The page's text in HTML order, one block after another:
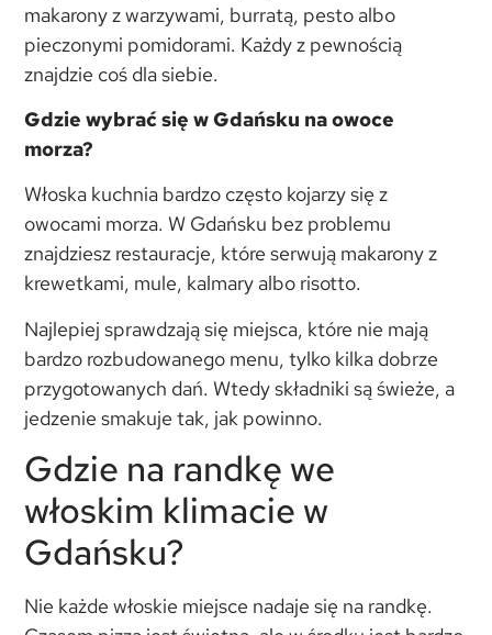
makarony z warzywami, burratą, pesto albo
pieczonymi pomidorami. Każdy z pewnością
znajdzie coś dla siebie.
Gdzie wybrać się w Gdańsku na owoce
morza?
Włoska kuchnia bardzo często kojarzy się z
owocami morza. W Gdańsku bez problemu
znajdziesz restauracje, które serwują makarony z
krewetkami, mule, kalmary albo risotto.
Najlepiej sprawdzają się miejsca, które nie mają
bardzo rozbudowanego menu, tylko kilka dobrze
przygotowanych dań. Wtedy składniki są świeże, a
jedzenie smakuje tak, jak powinno.
Gdzie na randkę we
włoskim klimacie w
Gdańsku?
Nie każde włoskie miejsce nadaje się na randkę.